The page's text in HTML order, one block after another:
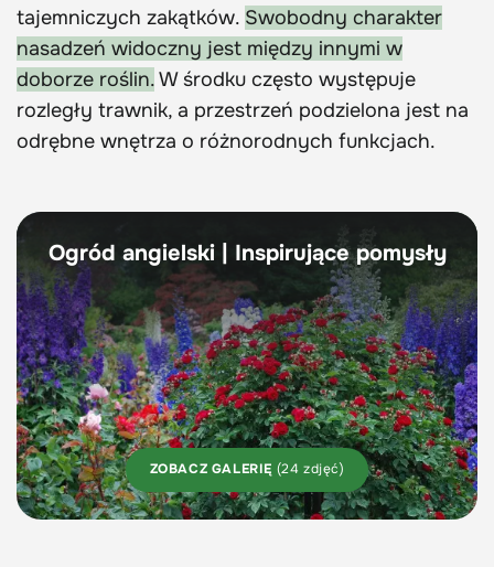
tajemniczych zakątków. Swobodny charakter
nasadzeń widoczny jest między innymi w
doborze roślin.W środku często występuje
rozległy trawnik, a przestrzeń podzielona jest na
odrębne wnętrza o różnorodnych funkcjach.
Ogród angielski | Inspirujące pomysły
ZOBACZ GALERIĘ (24 zdjęć)